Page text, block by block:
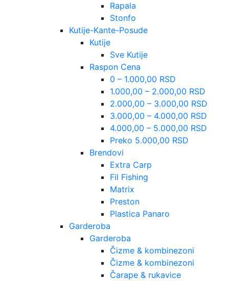
Rapala
Stonfo
Kutije-Kante-Posude
Kutije
Sve Kutije
Raspon Cena
0 – 1.000,00 RSD
1.000,00 – 2.000,00 RSD
2.000,00 – 3.000,00 RSD
3.000,00 – 4.000,00 RSD
4.000,00 – 5.000,00 RSD
Preko 5.000,00 RSD
Brendovi
Extra Carp
Fil Fishing
Matrix
Preston
Plastica Panaro
Garderoba
Garderoba
Čizme & kombinezoni
Čizme & kombinezoni
Čarape & rukavice